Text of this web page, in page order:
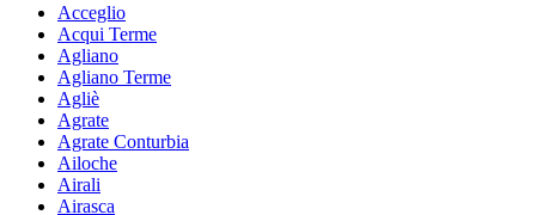
Acceglio
Acqui Terme
Agliano
Agliano Terme
Agliè
Agrate
Agrate Conturbia
Ailoche
Airali
Airasca